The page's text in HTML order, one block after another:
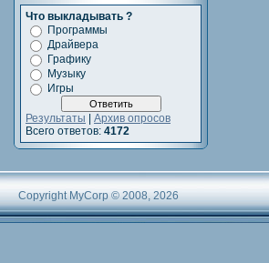
Что выкладывать ?
Программы
Драйвера
Графику
Музыку
Игры
Результаты
Архив опросов
Всего ответов: 4172
Copyright MyCorp © 2008, 2026